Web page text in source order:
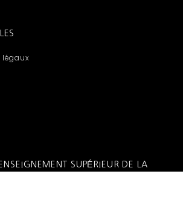
SUPÉRIEUR DE LA